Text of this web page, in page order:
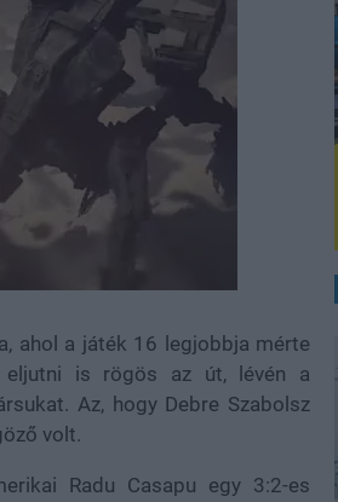
ahol a játék 16 legjobbja mérte
eljutni is rögös az út, lévén a
Az, hogy Debre Szabolsz
volt.
Radu Casapu egy 3:2-es